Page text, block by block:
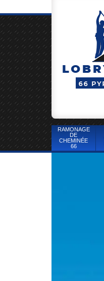
RAMONAGE
DE
CHEMINÉE
66